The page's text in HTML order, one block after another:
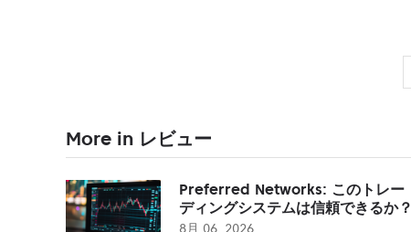
More in レビュー
Preferred Networks: このトレー
ディングシステムは信頼できるか？
8月 06, 2026